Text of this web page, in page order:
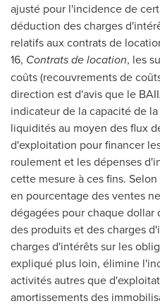
ajusté pour l'incidence de
déduction des charges
relatifs aux contrats de
16, Contrats de location, les
coûts (recouvrements de
direction est d'avis que le
indicateur de la capacité de
liquidités au moyen des flux
d'exploitation pour financer
roulement et les dépenses
cette mesure à ces fins. Selon
en pourcentage des ventes
dégagées pour chaque dollar
des produits et des charges
charges d'intérêts sur les
expliqué plus loin, élimine
activités autres que
amortissements des